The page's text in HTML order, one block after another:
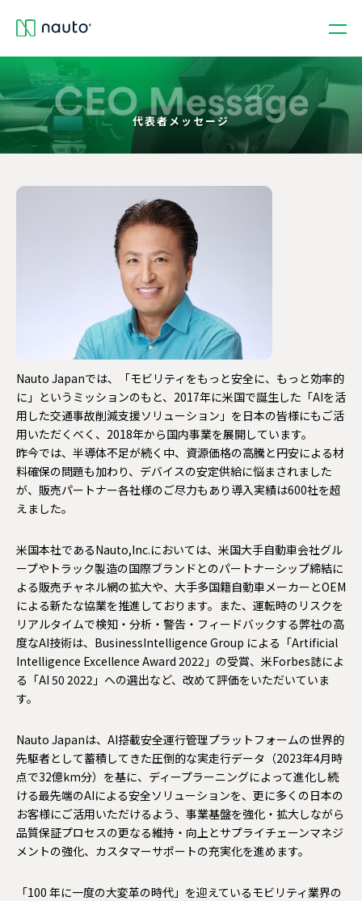
代表者メッセージ
Nauto Japanでは、「モビリティをもっと安全に、もっと効率的
に」というミッションのもと、2017年に米国で誕生した「AIを活
用した交通事故削減支援ソリューション」を日本の皆様にもご活
用いただくべく、2018年から国内事業を展開しています。
昨今では、半導体不足が続く中、資源価格の高騰と円安による材
料確保の問題も加わり、デバイスの安定供給に悩まされました
が、販売パートナー各社様のご尽力もあり導入実績は600社を超
えました。
米国本社であるNauto,Inc.においては、米国大手自動車会社グル
ープやトラック製造の国際ブランドとのパートナーシップ締結に
よる販売チャネル網の拡大や、大手多国籍自動車メーカーとOEM
による新たな協業を推進しております。また、運転時のリスクを
リアルタイムで検知・分析・警告・フィードバックする弊社の高
度なAI技術は、BusinessIntelligence Group による「Artificial
Intelligence Excellence Award 2022」の受賞、米Forbes誌によ
る「AI 50 2022」への選出など、改めて評価をいただいていま
す。
Nauto Japanは、AI搭載安全運行管理プラットフォームの世界的
先駆者として蓄積してきた圧倒的な実走行データ（2023年4月時
点で32億km分）を基に、ディープラーニングによって進化し続
ける最先端のAIによる安全ソリューションを、更に多くの日本の
お客様にご活用いただけるよう、事業基盤を強化・拡大しながら
品質保証プロセスの更なる維持・向上とサプライチェーンマネジ
メントの強化、カスタマーサポートの充実化を進めます。
「100 年に一度の大変革の時代」を迎えているモビリティ業界の